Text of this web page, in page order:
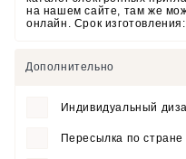
на нашем сайте, там же
онлайн. Срок
Дополнительно
Индивидуальный
Пересылка по стране